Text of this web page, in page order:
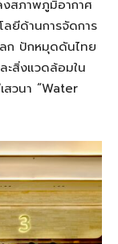
สภาพภูมิอากาศ
ลยีด้านการจัดการ
ลก ปักหมุดดันไทย
ะสิ่งแวดล้อมใน
สวนา “Water